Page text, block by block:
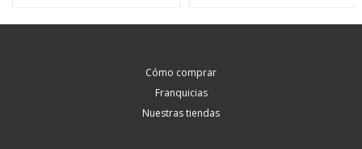
Cómo comprar
Franquicias
Nuestras tiendas